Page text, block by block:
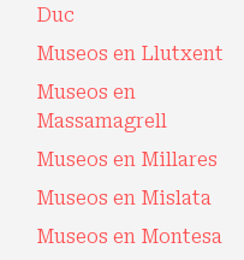
Duc
Museos en Llutxent
Museos en
Massamagrell
Museos en Millares
Museos en Mislata
Museos en Montesa